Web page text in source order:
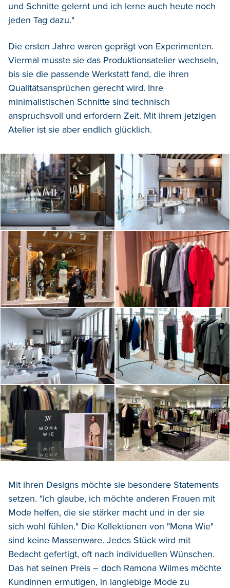
und Schnitte gelernt und ich lerne auch heute noch
jeden Tag dazu."
Die ersten Jahre waren geprägt von Experimenten.
Viermal musste sie das Produktionsatelier wechseln,
bis sie die passende Werkstatt fand, die ihren
Qualitätsansprüchen gerecht wird. Ihre
minimalistischen Schnitte sind technisch
anspruchsvoll und erfordern Zeit. Mit ihrem jetzigen
Atelier ist sie aber endlich glücklich.
Mit ihren Designs möchte sie besondere Statements
setzen. "Ich glaube, ich möchte anderen Frauen mit
Mode helfen, die sie stärker macht und in der sie
sich wohl fühlen." Die Kollektionen von "Mona Wie"
sind keine Massenware. Jedes Stück wird mit
Bedacht gefertigt, oft nach individuellen Wünschen.
Das hat seinen Preis – doch Ramona Wilmes möchte
Kundinnen ermutigen, in langlebige Mode zu